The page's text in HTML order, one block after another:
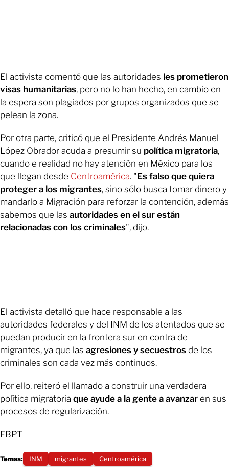
El activista comentó que las autoridades les prometieron
visas humanitarias, pero no lo han hecho, en cambio en
la espera son plagiados por grupos organizados que se
pelean la zona.
Por otra parte, criticó que el Presidente Andrés Manuel
López Obrador acuda a presumir su política migratoria,
cuando e realidad no hay atención en México para los
que llegan desde Centroamérica. "Es falso que quiera
proteger a los migrantes, sino sólo busca tomar dinero y
mandarlo a Migración para reforzar la contención, además
sabemos que las autoridades en el sur están
relacionadas con los criminales", dijo.
El activista detalló que hace responsable a las
autoridades federales y del INM de los atentados que se
puedan producir en la frontera sur en contra de
migrantes, ya que las agresiones y secuestros de los
criminales son cada vez más continuos.
Por ello, reiteró el llamado a construir una verdadera
política migratoria que ayude a la gente a avanzar en sus
procesos de regularización.
FBPT
Temas: INM migrantes Centroamérica